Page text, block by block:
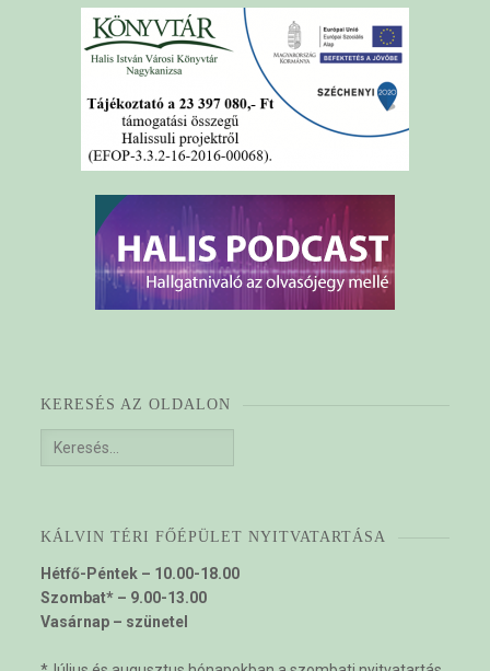
KERESÉS AZ OLDALON
Keresés:
KÁLVIN TÉRI FŐÉPÜLET NYITVATARTÁSA
Hétfő-Péntek – 10.00-18.00
Szombat* – 9.00-13.00
Vasárnap – szünetel